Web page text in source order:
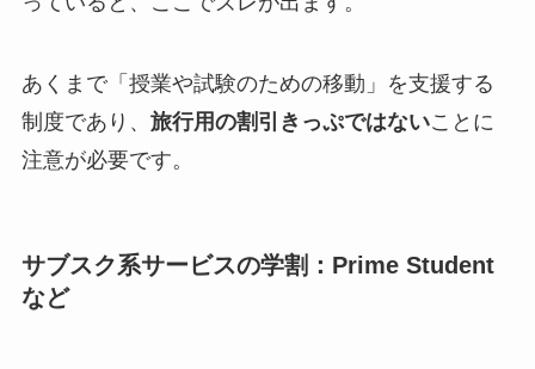
あくまで「授業や試験のための移動」を支援する
制度であり、 旅行用の割引きっぷではないことに
注意が必要です。
サブスク系サービスの学割：Prime Student
など